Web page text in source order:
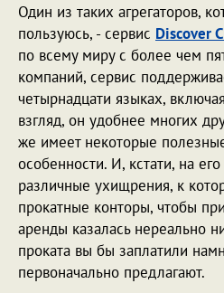
Один из таких агрегаторов,
пользуюсь, - сервис Discover
по всему миру с более чем
компаний, сервис
четырнадцати языках,
взгляд, он удобнее многих
же имеет некоторые
особенности. И, кстати, на
различные ухищрения, к
прокатные конторы, чтобы
аренды казалась нереально
проката вы бы заплатили
первоначально предлагают.